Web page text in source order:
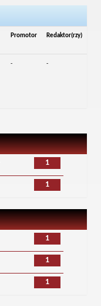
Promotor Redaktor(rzy)
- -
1
1
1
1
1